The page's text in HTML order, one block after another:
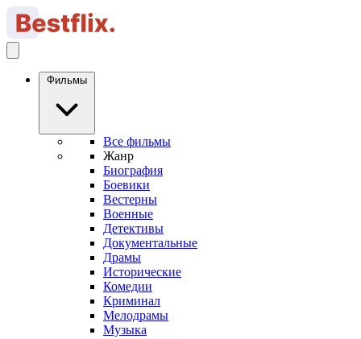
Фильмы
Все фильмы
Жанр
Биография
Боевики
Вестерны
Военные
Детективы
Документальные
Драмы
Исторические
Комедии
Криминал
Мелодрамы
Музыка